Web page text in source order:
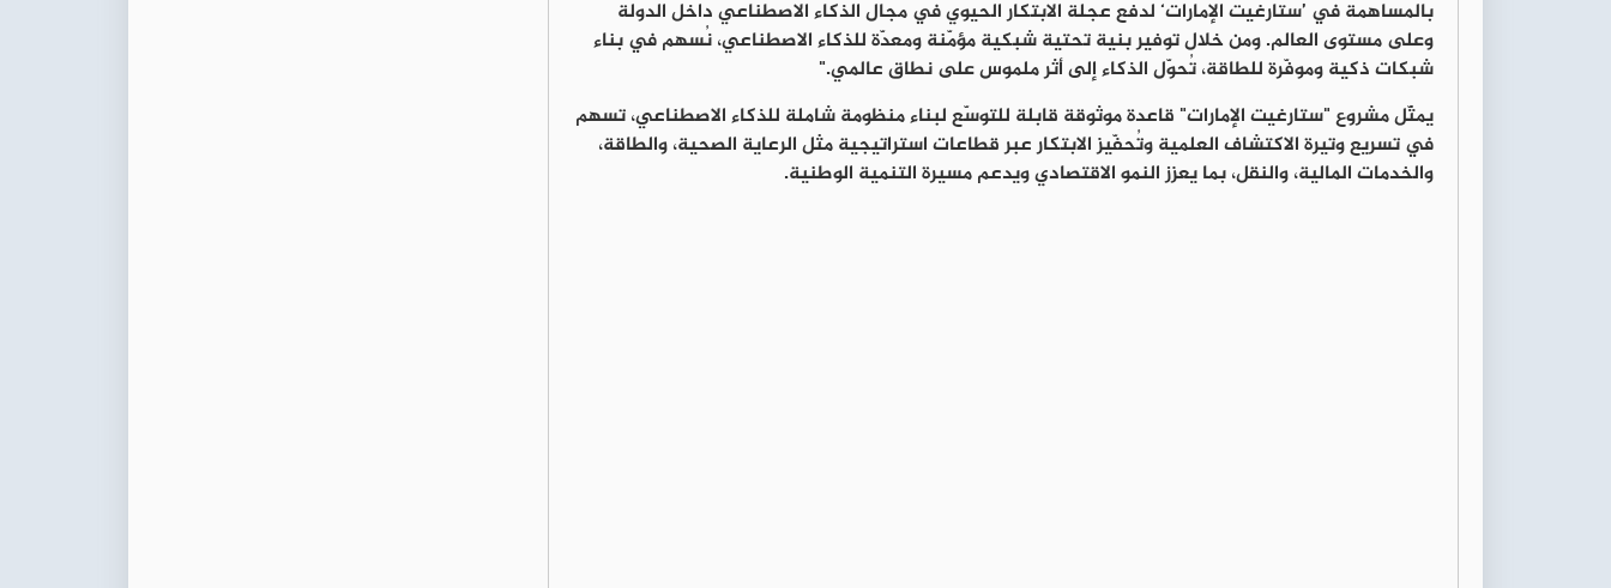
بالمساهمة في ’ستارغيت الإمارات‘ لدفع عجلة الابتكار الحيوي في مجال الذكاء الاصطناعي داخل الدولة
وعلى مستوى العالم. ومن خلال توفير بنية تحتية شبكية مؤمّنة ومعدّة للذكاء الاصطناعي، نُسهم في بناء
شبكات ذكية وموفّرة للطاقة، تُحوّل الذكاء إلى أثر ملموس على نطاق عالمي."
يمثّل مشروع "ستارغيت الإمارات" قاعدة موثوقة قابلة للتوسّع لبناء منظومة شاملة للذكاء الاصطناعي، تسهم
في تسريع وتيرة الاكتشاف العلمية وتُحفّيز الابتكار عبر قطاعات استراتيجية مثل الرعاية الصحية، والطاقة،
والخدمات المالية، والنقل، بما يعزز النمو الاقتصادي ويدعم مسيرة التنمية الوطنية.